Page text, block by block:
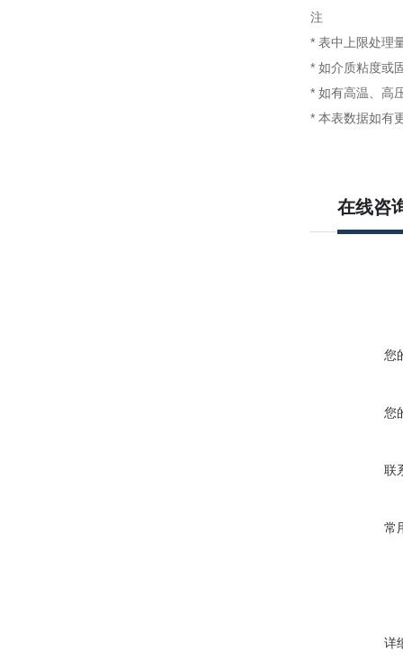
注
* 表中上限处理
* 如介质粘度或
* 如有高温、高
* 本表数据如有
在线咨
您
您
联
常
详